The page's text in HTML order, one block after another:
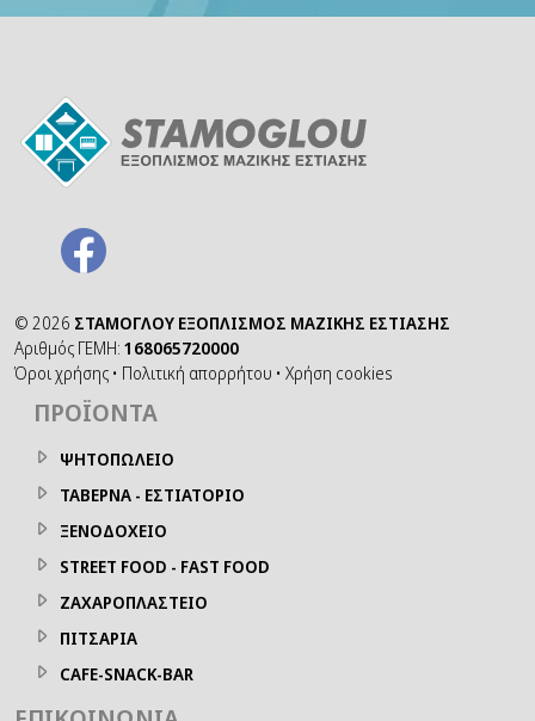
© 2026 ΣΤΑΜΟΓΛΟΥ ΕΞΟΠΛΙΣΜΟΣ ΜΑΖΙΚΗΣ ΕΣΤΙΑΣΗΣ
Αριθμός ΓΕΜΗ: 168065720000
Όροι χρήσης • Πολιτική απορρήτου • Χρήση cookies
ΠΡΟΪΌΝΤΑ
ΨΗΤΟΠΩΛΕΙΟ
ΤΑΒΕΡΝΑ - ΕΣΤΙΑΤΟΡΙΟ
ΞΕΝΟΔΟΧΕΙΟ
STREET FOOD - FAST FOOD
ΖΑΧΑΡΟΠΛΑΣΤΕΙΟ
ΠΙΤΣΑΡΙΑ
CAFE-SNACK-BAR